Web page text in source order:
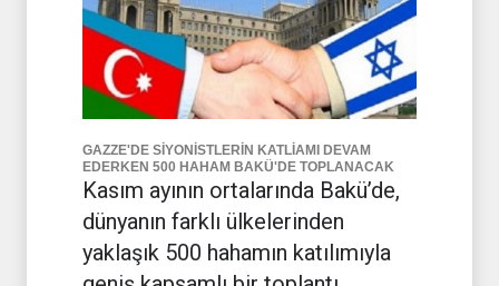
GAZZE'DE SİYONİSTLERİN KATLİAMI DEVAM
EDERKEN 500 HAHAM BAKÜ'DE TOPLANACAK
Kasım ayının ortalarında Bakü’de,
dünyanın farklı ülkelerinden
yaklaşık 500 hahamın katılımıyla